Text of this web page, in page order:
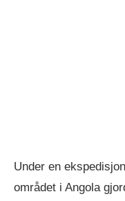
Under en
området i Angola